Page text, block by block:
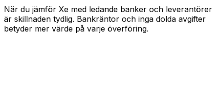
När du jämför Xe med ledande banker och leverantörer
är skillnaden tydlig. Bankräntor och inga dolda avgifter
betyder mer värde på varje överföring.